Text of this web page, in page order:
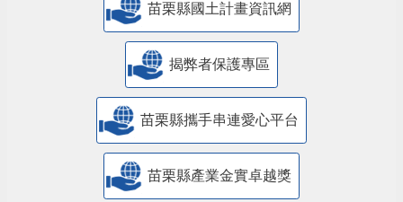
苗栗縣國土計畫資訊網
揭弊者保護專區
苗栗縣攜手串連愛心平台
苗栗縣產業金實卓越獎